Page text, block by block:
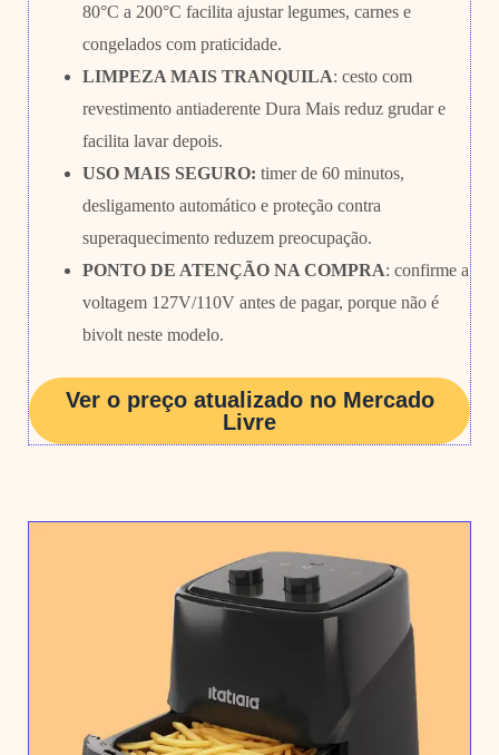
80°C a 200°C facilita ajustar legumes, carnes e
congelados com praticidade.
LIMPEZA MAIS TRANQUILA: cesto com
revestimento antiaderente Dura Mais reduz grudar e
facilita lavar depois.
USO MAIS SEGURO: timer de 60 minutos,
desligamento automático e proteção contra
superaquecimento reduzem preocupação.
PONTO DE ATENÇÃO NA COMPRA: confirme a
voltagem 127V/110V antes de pagar, porque não é
bivolt neste modelo.
Ver o preço atualizado no Mercado
Livre